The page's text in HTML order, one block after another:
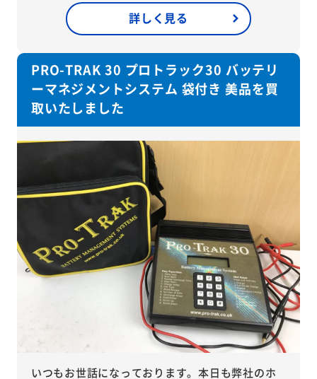
詳しく見る
PRO-TRAK 30 プロトラック30 バッテリ
ーマネジメントシステム 袋付き 美品を買
取いたしました
いつもお世話になっております。本日も弊社のホ